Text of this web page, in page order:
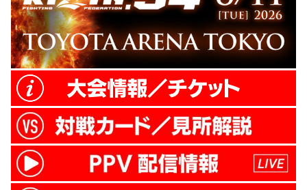
3R（75.0kg）］ ジョン・ウェイン・パー...